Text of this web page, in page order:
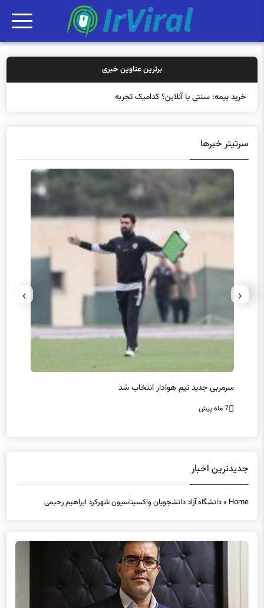
برترین عناوین خبری
خرید بیمه: سنتی یا آنلاین؟ کدامیک تجربه بهتری
سرتیتر خبرها
سرمربی جدید تیم هوادار انتخاب شد
7 ماه پیش
‹
›
جدیدترین اخبار
Home
»دانشگاه آزاد دانشجویان واکسیناسیون شهرکرد ابراهیم رحیمی